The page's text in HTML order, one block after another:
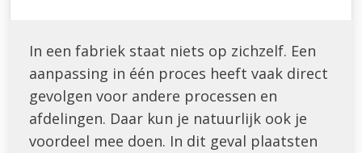
In een fabriek staat niets op zichzelf. Een
aanpassing in één proces heeft vaak direct
gevolgen voor andere processen en
afdelingen. Daar kun je natuurlijk ook je
voordeel mee doen. In dit geval plaatsten